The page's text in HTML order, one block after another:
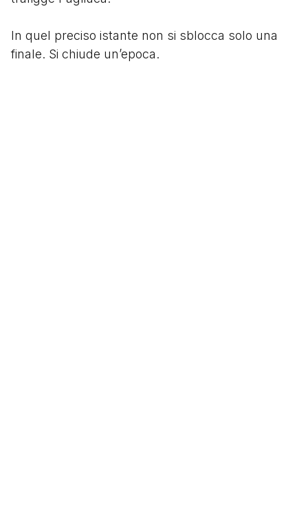
In quel preciso istante non si sblocca solo una
finale. Si chiude un’epoca.